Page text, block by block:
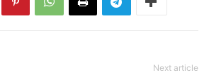
Next article